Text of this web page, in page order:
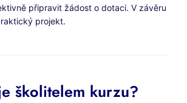
připravit žádost o dotaci. V závěru
projekt.
školitelem kurzu?